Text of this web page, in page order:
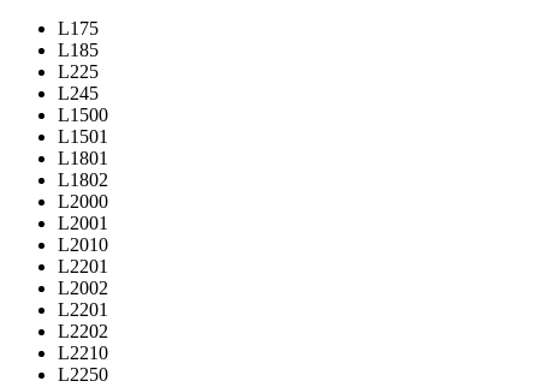
L175
L185
L225
L245
L1500
L1501
L1801
L1802
L2000
L2001
L2010
L2201
L2002
L2201
L2202
L2210
L2250